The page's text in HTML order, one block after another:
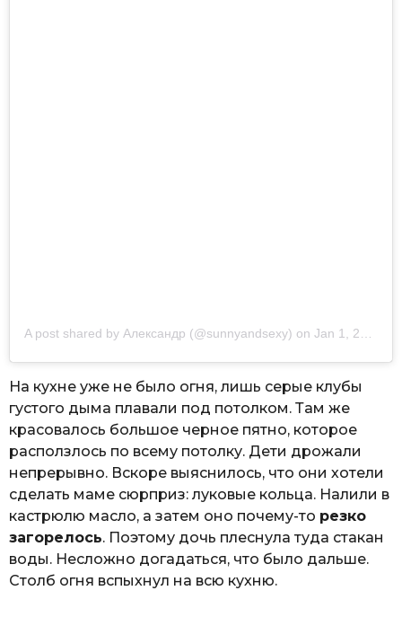
A post shared by Александр (@sunnyandsexy) on Jan 1, 2020 at 9:21am PST
На кухне уже не было огня, лишь серые клубы
густого дыма плавали под потолком. Там же
красовалось большое черное пятно, которое
расползлось по всему потолку. Дети дрожали
непрерывно. Вскоре выяснилось, что они хотели
сделать маме сюрприз: луковые кольца. Налили в
кастрюлю масло, а затем оно почему-то резко
загорелось. Поэтому дочь плеснула туда стакан
воды. Несложно догадаться, что было дальше.
Столб огня вспыхнул на всю кухню.